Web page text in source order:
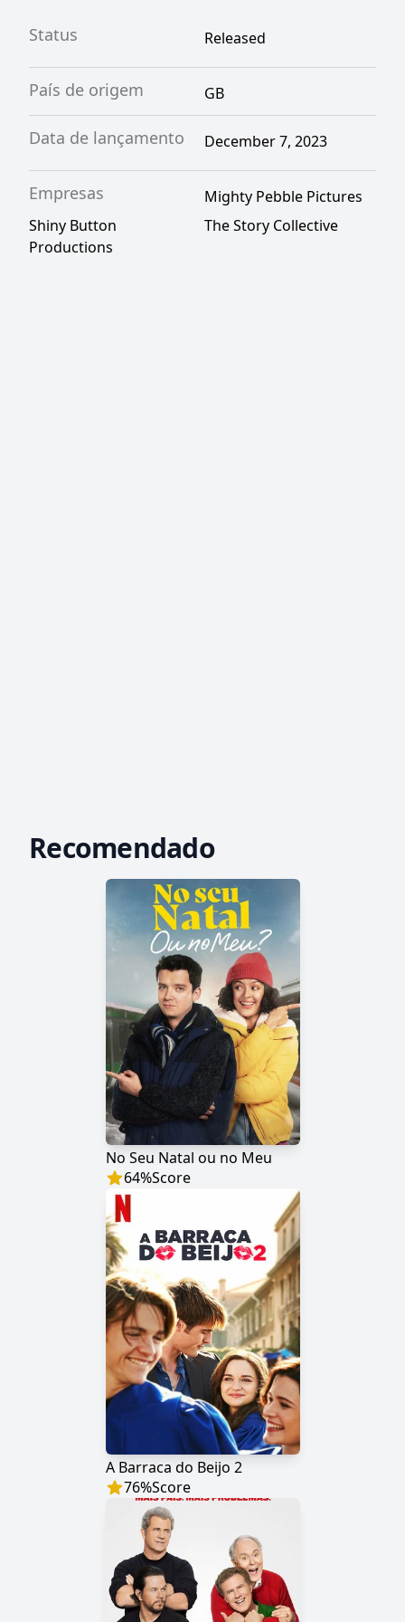
Status Released
País de origem GB
Data de lançamento December 7, 2023
Empresas
Mighty Pebble Pictures
Shiny Button
Productions
The Story Collective
Recomendado
No Seu Natal ou no Meu
64%Score
A Barraca do Beijo 2
76%Score